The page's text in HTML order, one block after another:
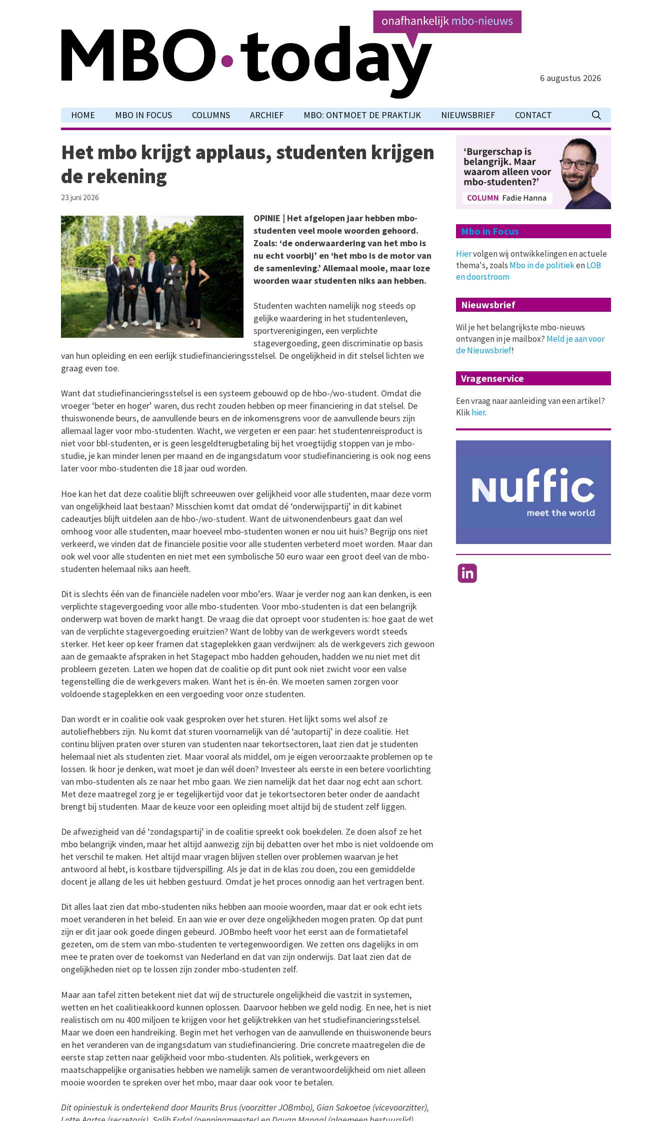
6 augustus 2026
HOME MBO IN FOCUS COLUMNS ARCHIEF MBO: ONTMOET DE PRAKTIJK NIEUWSBRIEF CONTACT
Het mbo krijgt applaus, studenten krijgen
de rekening
23 juni 2026
OPINIE | Het afgelopen jaar hebben mbo-
studenten veel mooie woorden gehoord.
Zoals: ‘de onderwaardering van het mbo is
nu echt voorbij’ en ‘het mbo is de motor van
de samenleving.’ Allemaal mooie, maar loze
woorden waar studenten niks aan hebben.
Studenten wachten namelijk nog steeds op
gelijke waardering in het studentenleven,
sportverenigingen, een verplichte
stagevergoeding, geen discriminatie op basis
van hun opleiding en een eerlijk studiefinancieringsstelsel. De ongelijkheid in dit stelsel lichten we
graag even toe.
Want dat studiefinancieringsstelsel is een systeem gebouwd op de hbo-/wo-student. Omdat die
vroeger ‘beter en hoger’ waren, dus recht zouden hebben op meer financiering in dat stelsel. De
thuiswonende beurs, de aanvullende beurs en de inkomensgrens voor de aanvullende beurs zijn
allemaal lager voor mbo-studenten. Wacht, we vergeten er een paar: het studentenreisproduct is
niet voor bbl-studenten, er is geen lesgeldterugbetaling bij het vroegtijdig stoppen van je mbo-
studie, je kan minder lenen per maand en de ingangsdatum voor studiefinanciering is ook nog eens
later voor mbo-studenten die 18 jaar oud worden.
Hoe kan het dat deze coalitie blijft schreeuwen over gelijkheid voor alle studenten, maar deze vorm
van ongelijkheid laat bestaan? Misschien komt dat omdat dé ‘onderwijspartij’ in dit kabinet
cadeautjes blijft uitdelen aan de hbo-/wo-student. Want de uitwonendenbeurs gaat dan wel
omhoog voor alle studenten, maar hoeveel mbo-studenten wonen er nou uit huis? Begrijp ons niet
verkeerd, we vinden dat de financiële positie voor alle studenten verbeterd moet worden. Maar dan
ook wel voor alle studenten en niet met een symbolische 50 euro waar een groot deel van de mbo-
studenten helemaal niks aan heeft.
Dit is slechts één van de financiële nadelen voor mbo’ers. Waar je verder nog aan kan denken, is een
verplichte stagevergoeding voor alle mbo-studenten. Voor mbo-studenten is dat een belangrijk
onderwerp wat boven de markt hangt. De vraag die dat oproept voor studenten is: hoe gaat de wet
van de verplichte stagevergoeding eruitzien? Want de lobby van de werkgevers wordt steeds
sterker. Het keer op keer framen dat stageplekken gaan verdwijnen: als de werkgevers zich gewoon
aan de gemaakte afspraken in het Stagepact mbo hadden gehouden, hadden we nu niet met dit
probleem gezeten. Laten we hopen dat de coalitie op dit punt ook niet zwicht voor een valse
tegenstelling die de werkgevers maken. Want het is én-én. We moeten samen zorgen voor
voldoende stageplekken en een vergoeding voor onze studenten.
Dan wordt er in coalitie ook vaak gesproken over het sturen. Het lijkt soms wel alsof ze
autoliefhebbers zijn. Nu komt dat sturen voornamelijk van dé ‘autopartij’ in deze coalitie. Het
continu blijven praten over sturen van studenten naar tekortsectoren, laat zien dat je studenten
helemaal niet als studenten ziet. Maar vooral als middel, om je eigen veroorzaakte problemen op te
lossen. Ik hoor je denken, wat moet je dan wél doen? Investeer als eerste in een betere voorlichting
van mbo-studenten als ze naar het mbo gaan. We zien namelijk dat het daar nog echt aan schort.
Met deze maatregel zorg je er tegelijkertijd voor dat je tekortsectoren beter onder de aandacht
brengt bij studenten. Maar de keuze voor een opleiding moet altijd bij de student zelf liggen.
De afwezigheid van dé ‘zondagspartij’ in de coalitie spreekt ook boekdelen. Ze doen alsof ze het
mbo belangrijk vinden, maar het altijd aanwezig zijn bij debatten over het mbo is niet voldoende om
het verschil te maken. Het altijd maar vragen blijven stellen over problemen waarvan je het
antwoord al hebt, is kostbare tijdverspilling. Als je dat in de klas zou doen, zou een gemiddelde
docent je allang de les uit hebben gestuurd. Omdat je het proces onnodig aan het vertragen bent.
Dit alles laat zien dat mbo-studenten niks hebben aan mooie woorden, maar dat er ook echt iets
moet veranderen in het beleid. En aan wie er over deze ongelijkheden mogen praten. Op dat punt
zijn er dit jaar ook goede dingen gebeurd. JOBmbo heeft voor het eerst aan de formatietafel
gezeten, om de stem van mbo-studenten te vertegenwoordigen. We zetten ons dagelijks in om
mee te praten over de toekomst van Nederland en dat van zijn onderwijs. Dat laat zien dat de
ongelijkheden niet op te lossen zijn zonder mbo-studenten zelf.
Maar aan tafel zitten betekent niet dat wij de structurele ongelijkheid die vastzit in systemen,
wetten en het coalitieakkoord kunnen oplossen. Daarvoor hebben we geld nodig. En nee, het is niet
realistisch om nu 400 miljoen te krijgen voor het gelijktrekken van het studiefinancieringsstelsel.
Maar we doen een handreiking. Begin met het verhogen van de aanvullende en thuiswonende beurs
en het veranderen van de ingangsdatum van studiefinanciering. Drie concrete maatregelen die de
eerste stap zetten naar gelijkheid voor mbo-studenten. Als politiek, werkgevers en
maatschappelijke organisaties hebben we namelijk samen de verantwoordelijkheid om niet alleen
mooie woorden te spreken over het mbo, maar daar ook voor te betalen.
Dit opiniestuk is ondertekend door Maurits Brus (voorzitter JOBmbo), Gian Sakoetoe (vicevoorzitter),
Mbo in Focus
Hiervolgen wij ontwikkelingen en actuele
thema's, zoals Mbo in de politiekenLOB
en doorstroom
Nieuwsbrief
Wil je het belangrijkste mbo-nieuws
ontvangen in je mailbox? Meld je aan voor
de Nieuwsbrief!
Vragenservice
Een vraag naar aanleiding van een artikel?
Klikhier.